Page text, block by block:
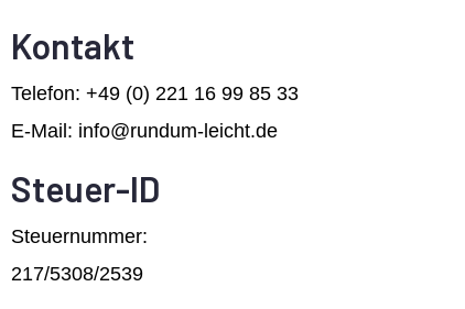
Kontakt
Telefon: +49 (0) 221 16 99 85 33
E-Mail: info@rundum-leicht.de
Steuer-ID
Steuernummer:
217/5308/2539